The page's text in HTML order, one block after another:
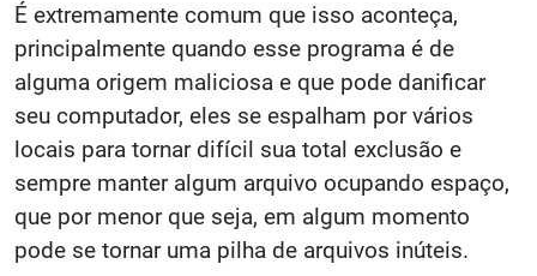
É extremamente comum que isso aconteça,
principalmente quando esse programa é de
alguma origem maliciosa e que pode danificar
seu computador, eles se espalham por vários
locais para tornar difícil sua total exclusão e
sempre manter algum arquivo ocupando espaço,
que por menor que seja, em algum momento
pode se tornar uma pilha de arquivos inúteis.